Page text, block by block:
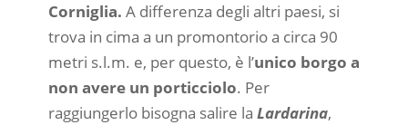
Corniglia. A differenza degli altri paesi, si
trova in cima a un promontorio a circa 90
metri s.l.m. e, per questo, è l’unico borgo a
non avere un porticciolo. Per
raggiungerlo bisogna salire la Lardarina,